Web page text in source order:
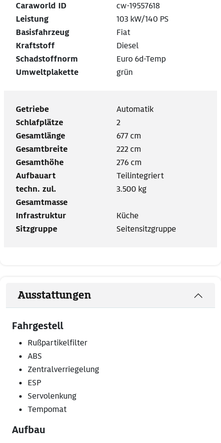
Caraworld ID
cw-19557618
Leistung
103 kW/140 PS
Basisfahrzeug
Fiat
Kraftstoff
Diesel
Schadstoffnorm
Euro 6d-Temp
Umweltplakette
grün
Getriebe
Automatik
Schlafplätze
2
Gesamtlänge
677 cm
Gesamtbreite
222 cm
Gesamthöhe
276 cm
Aufbauart
Teilintegriert
techn. zul.
Gesamtmasse
3.500 kg
Infrastruktur
Küche
Sitzgruppe
Seitensitzgruppe
Ausstattungen
Fahrgestell
Rußpartikelfilter
ABS
Zentralverriegelung
ESP
Servolenkung
Tempomat
Aufbau